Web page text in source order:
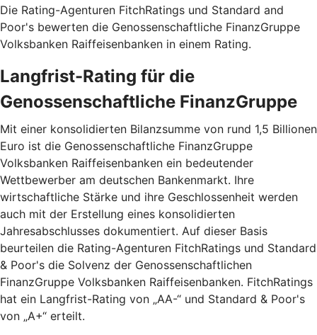
Die Rating-Agenturen FitchRatings und Standard and
Poor's bewerten die Genossenschaftliche FinanzGruppe
Volksbanken Raiffeisenbanken in einem Rating.
Langfrist-Rating für die
Genossenschaftliche FinanzGruppe
Mit einer konsolidierten Bilanzsumme von rund 1,5 Billionen
Euro ist die Genossenschaftliche FinanzGruppe
Volksbanken Raiffeisenbanken ein bedeutender
Wettbewerber am deutschen Bankenmarkt. Ihre
wirtschaftliche Stärke und ihre Geschlossenheit werden
auch mit der Erstellung eines konsolidierten
Jahresabschlusses dokumentiert. Auf dieser Basis
beurteilen die Rating-Agenturen FitchRatings und Standard
& Poor's die Solvenz der Genossenschaftlichen
FinanzGruppe Volksbanken Raiffeisenbanken. FitchRatings
hat ein Langfrist-Rating von „AA-“ und Standard & Poor's
von „A+“ erteilt.